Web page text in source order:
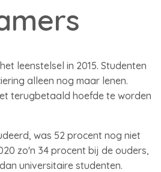
leenstelsel in 2015. Studenten
alleen nog maar lenen.
terugbetaald hoefde te worden
was 52 procent nog niet
zo'n 34 procent bij de ouders,
universitaire studenten.